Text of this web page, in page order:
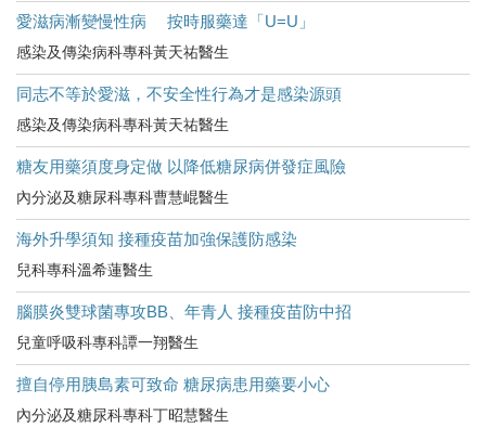
愛滋病漸變慢性病 按時服藥達「U=U」
感染及傳染病科專科黃天祐醫生
同志不等於愛滋，不安全性行為才是感染源頭
感染及傳染病科專科黃天祐醫生
糖友用藥須度身定做 以降低糖尿病併發症風險
內分泌及糖尿科專科曹慧崐醫生
海外升學須知 接種疫苗加強保護防感染
兒科專科溫希蓮醫生
腦膜炎雙球菌專攻BB、年青人 接種疫苗防中招
兒童呼吸科專科譚一翔醫生
擅自停用胰島素可致命 糖尿病患用藥要小心
內分泌及糖尿科專科丁昭慧醫生